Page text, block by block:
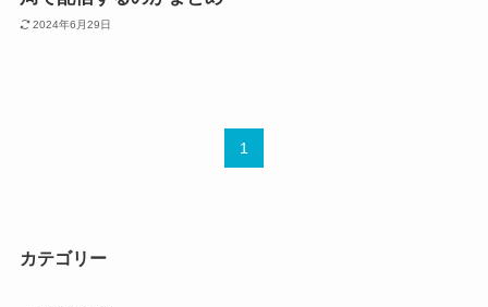
2024年6月29日
1
カテゴリー